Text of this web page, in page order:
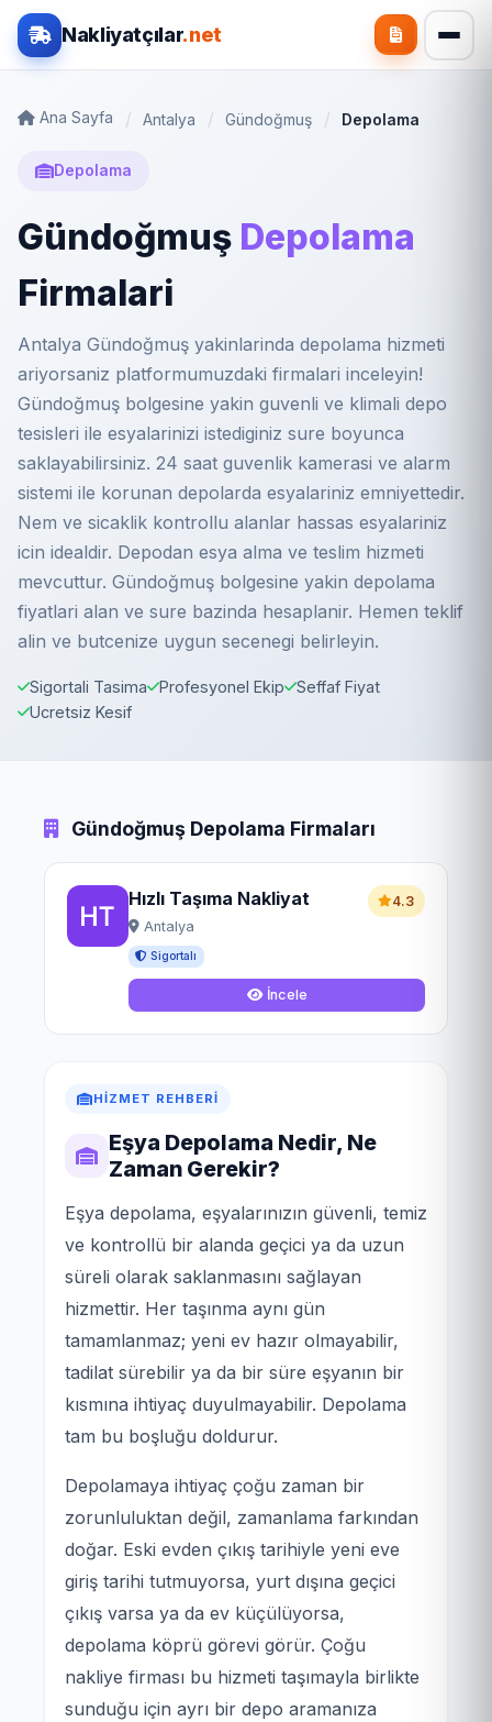
Nakliyatçılar.net
Ana Sayfa Antalya Gündoğmuş Depolama
Depolama
Gündoğmuş Depolama
Firmalari
Antalya Gündoğmuş yakinlarinda depolama hizmeti
ariyorsaniz platformumuzdaki firmalari inceleyin!
Gündoğmuş bolgesine yakin guvenli ve klimali depo
tesisleri ile esyalarinizi istediginiz sure boyunca
saklayabilirsiniz. 24 saat guvenlik kamerasi ve alarm
sistemi ile korunan depolarda esyalariniz emniyettedir.
Nem ve sicaklik kontrollu alanlar hassas esyalariniz
icin idealdir. Depodan esya alma ve teslim hizmeti
mevcuttur. Gündoğmuş bolgesine yakin depolama
fiyatlari alan ve sure bazinda hesaplanir. Hemen teklif
alin ve butcenize uygun secenegi belirleyin.
Sigortali Tasima Profesyonel Ekip
Seffaf Fiyat
Ucretsiz Kesif
Gündoğmuş Depolama Firmaları
Hızlı Taşıma Nakliyat
Antalya
4.3
Sigortalı
İncele
HIZMET REHBERI
Eşya Depolama Nedir, Ne
Zaman Gerekir?
Eşya depolama, eşyalarınızın güvenli, temiz
ve kontrollü bir alanda geçici ya da uzun
süreli olarak saklanmasını sağlayan
hizmettir. Her taşınma aynı gün
tamamlanmaz; yeni ev hazır olmayabilir,
tadilat sürebilir ya da bir süre eşyanın bir
kısmına ihtiyaç duyulmayabilir. Depolama
tam bu boşluğu doldurur.
Depolamaya ihtiyaç çoğu zaman bir
zorunluluktan değil, zamanlama farkından
doğar. Eski evden çıkış tarihiyle yeni eve
giriş tarihi tutmuyorsa, yurt dışına geçici
çıkış varsa ya da ev küçülüyorsa,
depolama köprü görevi görür. Çoğu
nakliye firması bu hizmeti taşımayla birlikte
sunduğu için ayrı bir depo aramanıza